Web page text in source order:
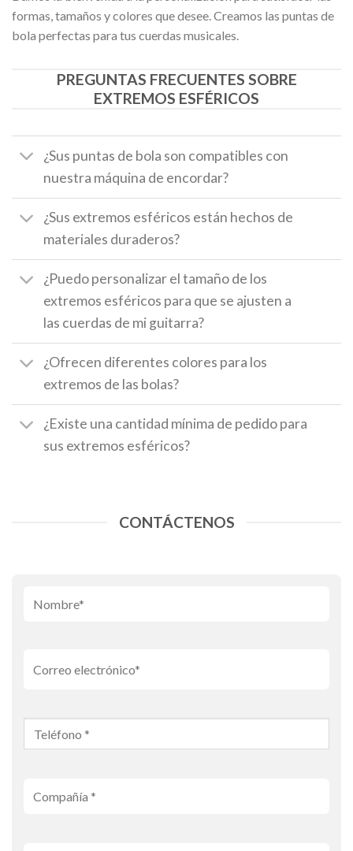
formas, tamaños y colores que desee. Creamos las puntas de
bola perfectas para tus cuerdas musicales.
PREGUNTAS FRECUENTES SOBRE
EXTREMOS ESFÉRICOS
¿Sus puntas de bola son compatibles con
nuestra máquina de encordar?
¿Sus extremos esféricos están hechos de
materiales duraderos?
¿Puedo personalizar el tamaño de los
extremos esféricos para que se ajusten a
las cuerdas de mi guitarra?
¿Ofrecen diferentes colores para los
extremos de las bolas?
¿Existe una cantidad mínima de pedido para
sus extremos esféricos?
CONTÁCTENOS